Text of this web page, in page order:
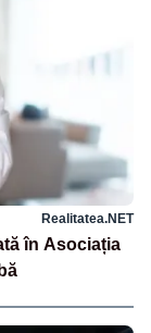
Realitatea.NET
în Asociația